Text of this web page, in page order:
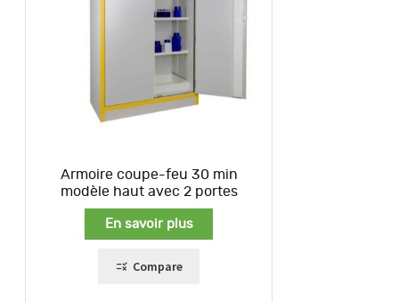
Armoire coupe-feu 30 min
modèle haut avec 2 portes
En savoir plus
Compare